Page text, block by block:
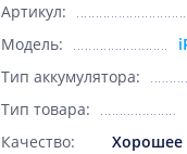
Артикул:
Модель:
Тип аккумулятора:
Тип товара:
Качество:
Хорошее